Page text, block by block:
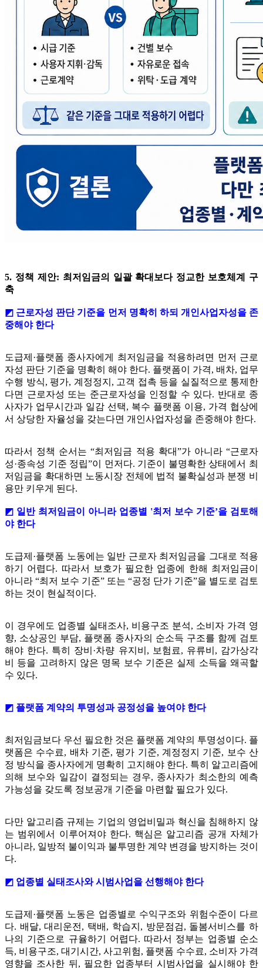
5. 정책 제안: 최저임금의 일괄 확대보다 정교한 보호체계 구
축
◩ 근로자성 판단 기준을 먼저 명확히 하되 개인사업자성을 존
중해야 한다
도급제·플랫폼 종사자에게 최저임금을 적용하려면 먼저 근로
자성 판단 기준을 명확히 해야 한다. 플랫폼이 가격, 배차, 업무
수행 방식, 평가, 계정정지, 고객 접촉 등을 실질적으로 통제한
다면 근로자성 또는 준근로자성을 인정할 수 있다. 반대로 종
사자가 업무시간과 일감 선택, 복수 플랫폼 이용, 가격 협상에
서 상당한 자율성을 갖는다면 개인사업자성을 존중해야 한다.
따라서 정책 순서는 “최저임금 적용 확대”가 아니라 “근로자
성·종속성 기준 정립”이 먼저다. 기준이 불명확한 상태에서 최
저임금을 확대하면 노동시장 전체에 법적 불확실성과 분쟁 비
용만 키우게 된다.
◩ 일반 최저임금이 아니라 업종별 '최저 보수 기준’을 검토해
야 한다
도급제·플랫폼 노동에는 일반 근로자 최저임금을 그대로 적용
하기 어렵다. 따라서 보호가 필요한 업종에 한해 최저임금이
아니라 “최저 보수 기준” 또는 “공정 단가 기준”을 별도로 검토
하는 것이 현실적이다.
이 경우에도 업종별 실태조사, 비용구조 분석, 소비자 가격 영
향, 소상공인 부담, 플랫폼 종사자의 순소득 구조를 함께 검토
해야 한다. 특히 장비·차량 유지비, 보험료, 유류비, 감가상각
비 등을 고려하지 않은 명목 보수 기준은 실제 소득을 왜곡할
수 있다.
◩ 플랫폼 계약의 투명성과 공정성을 높여야 한다
최저임금보다 우선 필요한 것은 플랫폼 계약의 투명성이다. 플
랫폼은 수수료, 배차 기준, 평가 기준, 계정정지 기준, 보수 산
정 방식을 종사자에게 명확히 고지해야 한다. 특히 알고리즘에
의해 보수와 일감이 결정되는 경우, 종사자가 최소한의 예측
가능성을 갖도록 정보공개 기준을 마련할 필요가 있다.
다만 알고리즘 규제는 기업의 영업비밀과 혁신을 침해하지 않
는 범위에서 이루어져야 한다. 핵심은 알고리즘 공개 자체가
아니라, 일방적 불이익과 불투명한 계약 변경을 방지하는 것이
다.
◩ 업종별 실태조사와 시범사업을 선행해야 한다
도급제·플랫폼 노동은 업종별로 수익구조와 위험수준이 다르
다. 배달, 대리운전, 택배, 학습지, 방문점검, 돌봄서비스를 하
나의 기준으로 규율하기 어렵다. 따라서 정부는 업종별 순소
득, 비용구조, 대기시간, 사고위험, 플랫폼 수수료, 소비자 가격
영향을 조사한 뒤, 필요한 업종부터 시범사업을 실시해야 한